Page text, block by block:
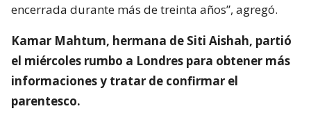
encerrada durante más de treinta años”, agregó.
Kamar Mahtum, hermana de Siti Aishah, partió
el miércoles rumbo a Londres para obtener más
informaciones y tratar de confirmar el
parentesco.